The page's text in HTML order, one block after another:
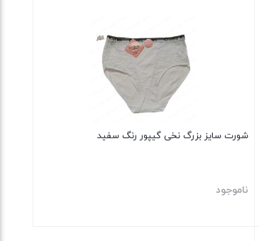
شورت سایز بزرگ نخی گیپور رنگ سفید
ناموجود